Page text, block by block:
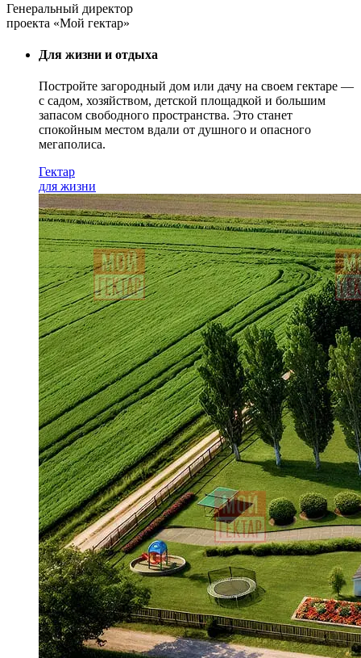
Генеральный директор
проекта «Мой гектар»
Для жизни и отдыха
Постройте загородный дом или дачу на своем гектаре —
с садом, хозяйством, детской площадкой и большим
запасом свободного пространства. Это станет
спокойным местом вдали от душного и опасного
мегаполиса.
Гектар
для жизни